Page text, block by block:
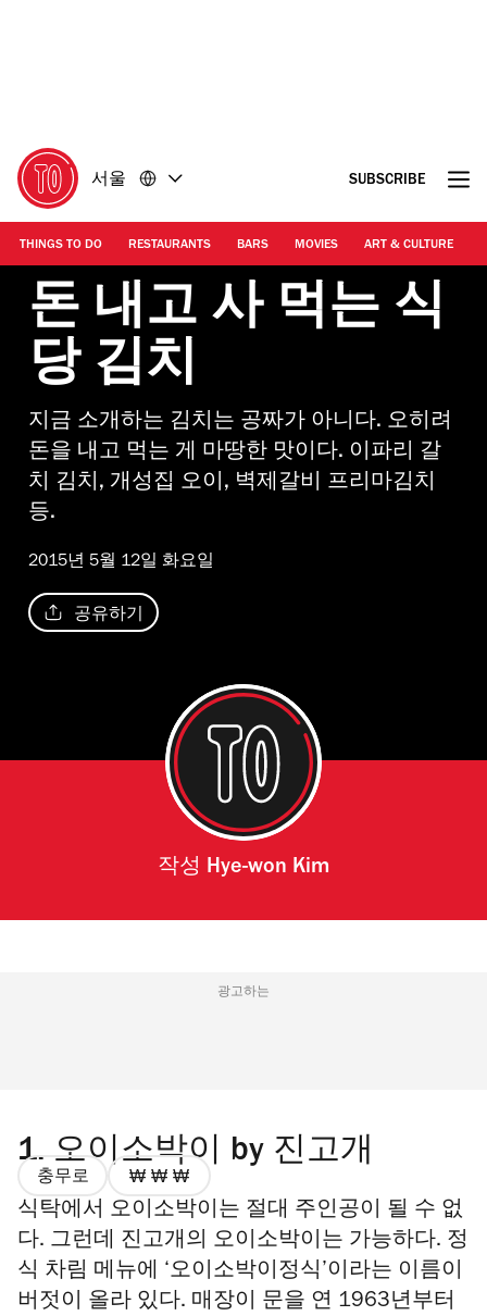
아
가
기
아
가
기
서울 SUBSCRIBE
THINGS TO DO RESTAURANTS BARS MOVIES ART & CULTURE
돈 내고 사 먹는 식
당 김치
지금 소개하는 김치는 공짜가 아니다. 오히려
돈을 내고 먹는 게 마땅한 맛이다. 이파리 갈
치 김치, 개성집 오이, 벽제갈비 프리마김치
등.
2015년 5월 12일 화요일
공유하기
작성 Hye-won Kim
광고하는
1. 오이소박이 by 진고개
충무로
가
격
3/4
식탁에서 오이소박이는 절대 주인공이 될 수 없
다. 그런데 진고개의 오이소박이는 가능하다. 정
식 차림 메뉴에 ‘오이소박이정식’이라는 이름이
버젓이 올라 있다. 매장이 문을 연 1963년부터